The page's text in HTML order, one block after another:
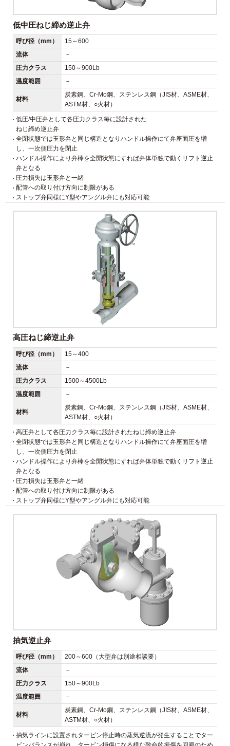
低中圧ねじ締め逆止弁
呼び径（mm）
15～600
流体
－
圧力クラス
150～900Lb
温度範囲
－
材料
炭素鋼、Cr-Mo鋼、ステンレス鋼（JIS材、ASME材、
ASTM材、○火材）
低圧/中圧弁として各圧力クラス毎に設計された
ねじ締め逆止弁
全閉状態では玉形弁と同じ構造となりハンドル操作にて弁座面圧を増
し、一次側圧力を閉止
ハンドル操作により弁棒を全開状態にすれば弁体単独で動くリフト逆止
弁となる
圧力損失は玉形弁と一緒
配管への取り付け方向に制限がある
ストップ弁同様にY型やアングル弁にも対応可能
高圧ねじ締逆止弁
呼び径（mm）
15～400
流体
－
圧力クラス
1500～4500Lb
温度範囲
－
材料
炭素鋼、Cr-Mo鋼、ステンレス鋼（JIS材、ASME材、
ASTM材、○火材）
高圧弁として各圧力クラス毎に設計されたねじ締め逆止弁
全閉状態では玉形弁と同じ構造となりハンドル操作にて弁座面圧を増
し、一次側圧力を閉止
ハンドル操作により弁棒を全開状態にすれば弁体単独で動くリフト逆止
弁となる
圧力損失は玉形弁と一緒
配管への取り付け方向に制限がある
ストップ弁同様にY型やアングル弁にも対応可能
抽気逆止弁
呼び径（mm）
200～600（大型弁は別途相談要）
流体
－
圧力クラス
150～900Lb
温度範囲
－
材料
炭素鋼、Cr-Mo鋼、ステンレス鋼（JIS材、ASME材、
ASTM材、○火材）
抽気ラインに設置されタービン停止時の蒸気逆流が発生することでター